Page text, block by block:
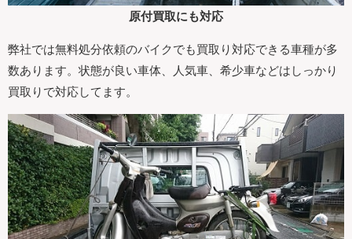
原付買取にも対応
弊社では無料処分依頼のバイクでも買取り対応できる車種が多
数あります。状態が良い車体、人気車、希少車などはしっかり
買取りで対応してます。